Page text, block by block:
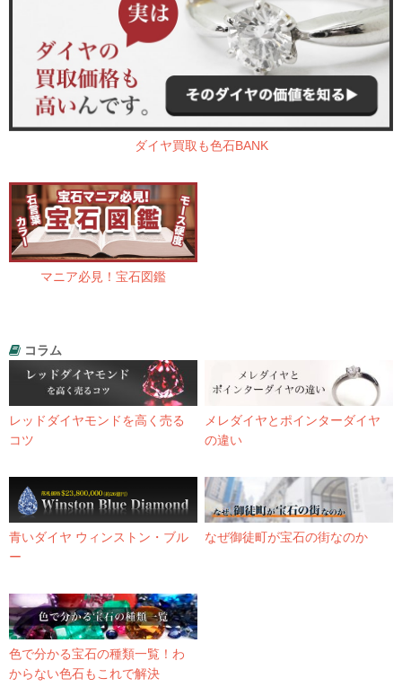
ダイヤ買取も色石BANK
マニア必見！宝石図鑑
コラム
レッドダイヤモンドを高く売る
コツ
メレダイヤとポインターダイヤ
の違い
青いダイヤ ウィンストン・ブル
ー
なぜ御徒町が宝石の街なのか
色で分かる宝石の種類一覧！わ
からない色石もこれで解決